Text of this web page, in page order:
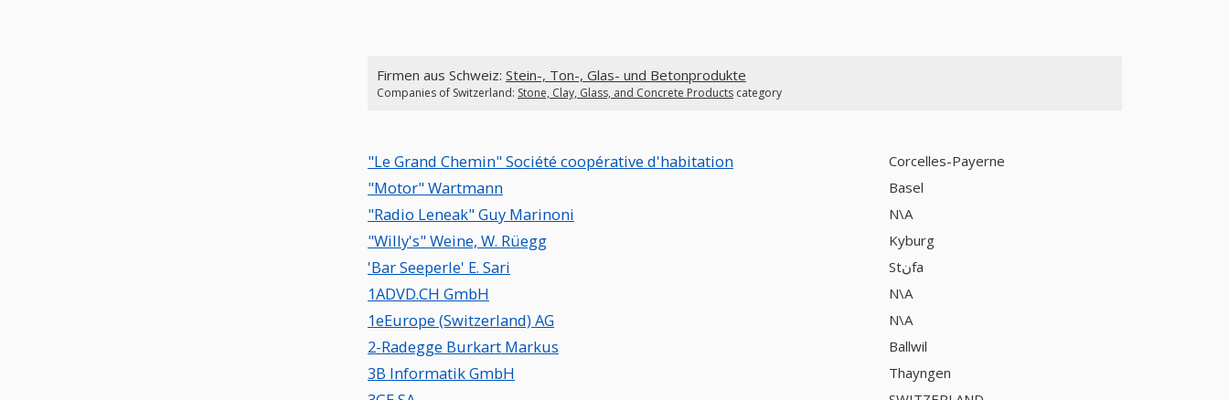
Firmen aus Schweiz: Stein-, Ton-, Glas- und Betonprodukte
Companies of Switzerland: Stone, Clay, Glass, and Concrete Productscategory
"Le Grand Chemin" Société coopérative d'habitation Corcelles-Payerne
"Motor" Wartmann Basel
"Radio Leneak" Guy Marinoni N\A
"Willy's" Weine, W. Rüegg Kyburg
'Bar Seeperle' E. Sari Stنfa
1ADVD.CH GmbH N\A
1eEurope (Switzerland) AG N\A
2-Radegge Burkart Markus Ballwil
3B Informatik GmbH Thayngen